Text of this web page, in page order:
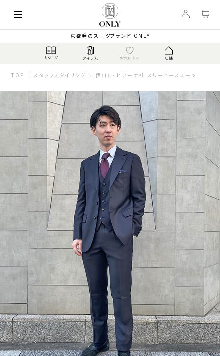
京都発のスーツブランド ONLY
TOP スタッフスタイリング 伊ロロ・ピアーナ社 スリーピーススーツ